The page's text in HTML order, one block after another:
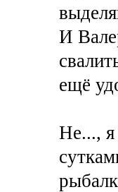
И
ещё
Не..., я